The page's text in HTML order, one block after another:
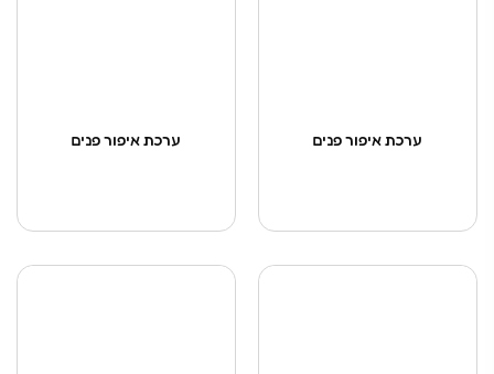
ערכת איפור פנים ערכת איפור פנים